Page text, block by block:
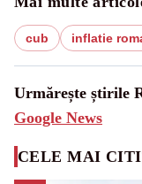
cub inflatie
Urmărește știrile
Google News
CELE MAI